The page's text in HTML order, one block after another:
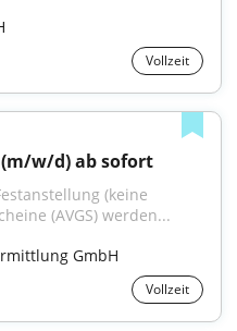
Vollzeit
w/d) ab sofort
(keine
(AVGS) werden...
GmbH
Vollzeit